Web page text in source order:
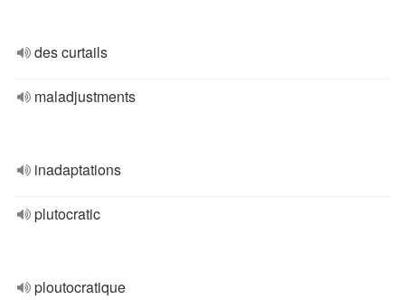
des curtails
maladjustments
inadaptations
plutocratic
ploutocratique